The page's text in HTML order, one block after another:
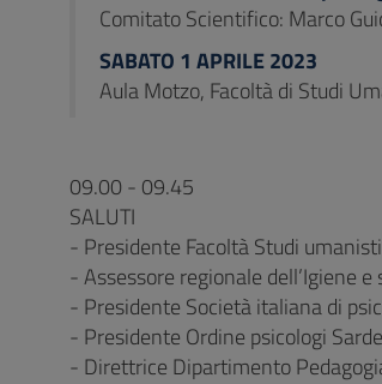
Comitato Scientifico: Marco
SABATO 1 APRILE 2023
Aula Motzo, Facoltà di Studi
09.00 - 09.45
SALUTI
- Presidente Facoltà Studi
- Assessore regionale dell’Igiene
- Presidente Società italiana di
- Presidente Ordine psicologi
- Direttrice Dipartimento